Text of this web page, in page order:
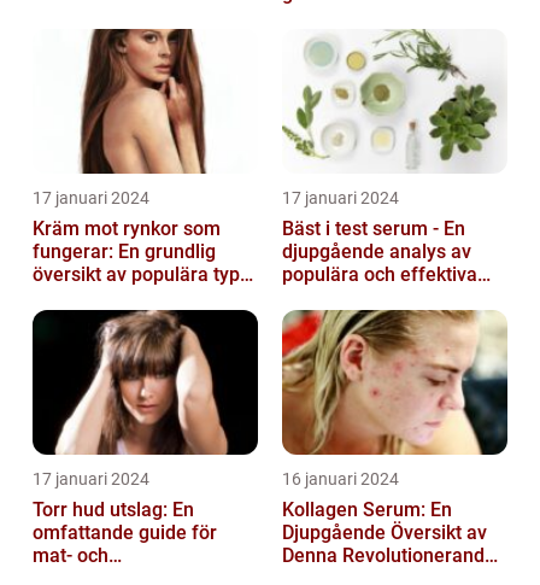
17 januari 2024
Kräm mot rynkor som
fungerar: En grundlig
översikt av populära typer
17 januari 2024
Bäst i test serum - En
djupgående analys av
populära och effektiva
17 januari 2024
Torr hud utslag: En
omfattande guide för
mat- och
16 januari 2024
Kollagen Serum: En
Djupgående Översikt av
Denna Revolutionerande